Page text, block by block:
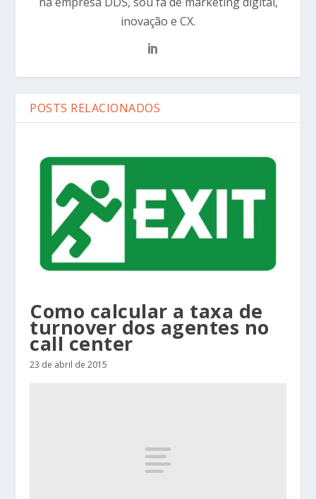
inovação e CX.
POSTS RELACIONADOS
Como calcular a taxa de
turnover dos agentes no
call center
23 de abril de 2015